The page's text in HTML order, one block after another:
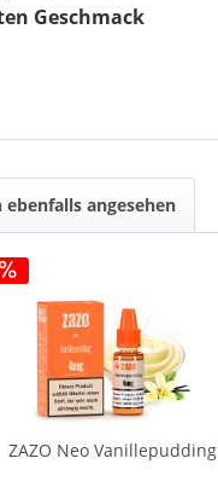
Geschmack
angesehen
ZAZO Neo Vanillepudding